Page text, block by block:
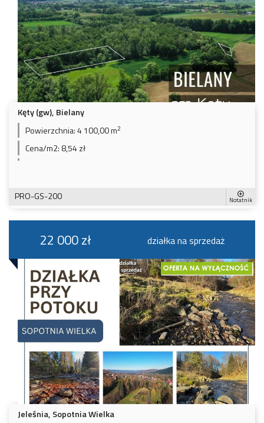
Kęty (gw), Bielany
Powierzchnia:4 100,00 m2
Cena/m2: 8,54 zł
PRO-GS-200 Notatnik
22 000 zł działka na sprzedaż
Jeleśnia, Sopotnia Wielka